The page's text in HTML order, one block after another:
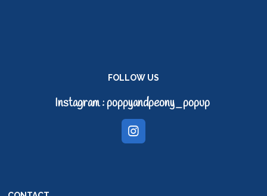
FOLLOW US
Instagram : poppyandpeony_popup
I